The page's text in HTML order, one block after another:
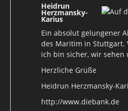
Heidrun
Herzmansky-
Karius
Ein absolut gelungener
des Maritim in Stuttgart.
ich bin sicher, wir sehen
Herzliche Grüße
Heidrun Herzmansky-
http://www.diebank.de